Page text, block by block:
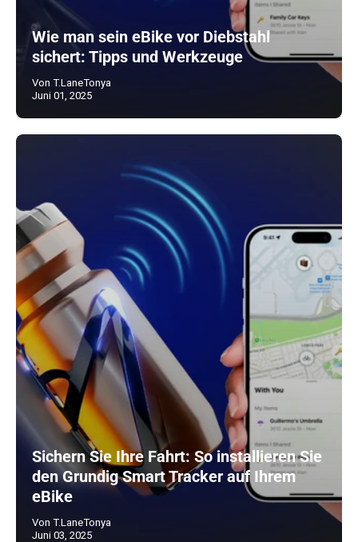
Wie man sein eBike vor Diebstahl
sichert: Tipps und Werkzeuge
Von T.LaneTonya
Juni 01, 2025
Sichern Sie Ihre Fahrt: So installieren Sie
den Grundig Smart Tracker auf Ihrem
eBike
Von T.LaneTonya
Juni 03, 2025